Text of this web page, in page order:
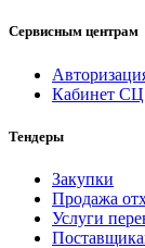
Сервисным центрам
Кабинет СЦ
Тендеры
Закупки
Продажа
Услуги